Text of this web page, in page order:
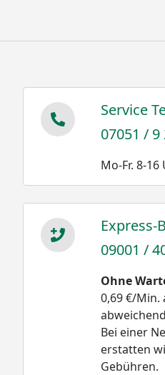
Service
07051 / 9
Mo-Fr. 8-16
Express-
09001 /
Ohne
0,69 €/Min.
Bei einer
erstatten
Gebühren.